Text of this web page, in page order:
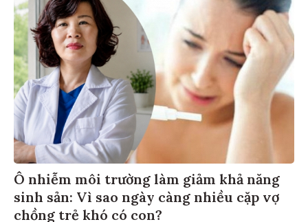
Ô nhiễm môi trường làm giảm khả năng
sinh sản: Vì sao ngày càng nhiều cặp vợ
chồng trẻ khó có con?